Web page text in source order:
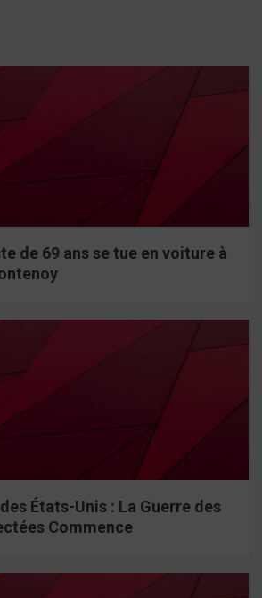
de 69 ans se tue en voiture à
États-Unis : La Guerre des
Commence